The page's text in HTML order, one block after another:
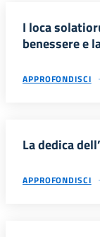
I loca
benessere e
APPROFONDISCI
La dedica
APPROFONDISCI